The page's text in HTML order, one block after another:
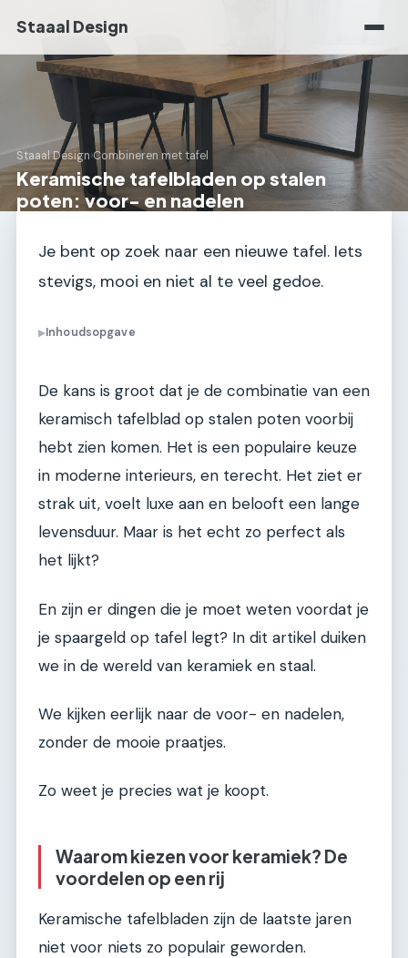
Staaal Design
Staaal Design›Combineren met tafel
Keramische tafelbladen op stalen
poten: voor- en nadelen
Je bent op zoek naar een nieuwe tafel. Iets
stevigs, mooi en niet al te veel gedoe.
▶Inhoudsopgave
De kans is groot dat je de combinatie van een
keramisch tafelblad op stalen poten voorbij
hebt zien komen. Het is een populaire keuze
in moderne interieurs, en terecht. Het ziet er
strak uit, voelt luxe aan en belooft een lange
levensduur. Maar is het echt zo perfect als
het lijkt?
En zijn er dingen die je moet weten voordat je
je spaargeld op tafel legt? In dit artikel duiken
we in de wereld van keramiek en staal.
We kijken eerlijk naar de voor- en nadelen,
zonder de mooie praatjes.
Zo weet je precies wat je koopt.
Waarom kiezen voor keramiek? De
voordelen op een rij
Keramische tafelbladen zijn de laatste jaren
niet voor niets zo populair geworden.